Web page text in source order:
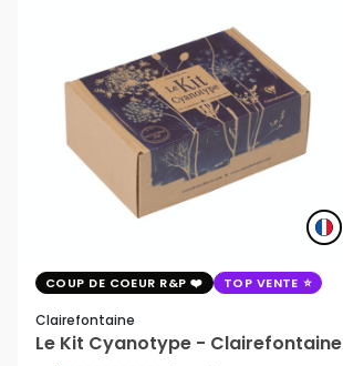
COUP DE COEUR R&P TOP VENTE
Clairefontaine
Le Kit Cyanotype - Clairefontaine